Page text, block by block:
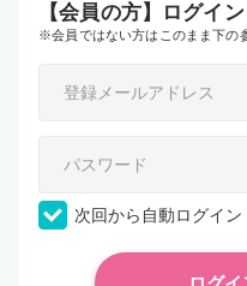
【会員の方】ログイ
※会員ではない方はこのまま下の
次回から自動ログイン